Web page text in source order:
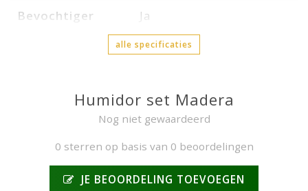
Bevochtiger
Ja
alle specificaties
Humidor set Madera
Nog niet gewaardeerd
0 sterren op basis van 0 beoordelingen
JE BEOORDELING TOEVOEGEN